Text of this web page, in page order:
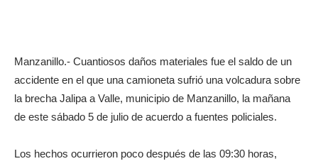
Manzanillo.- Cuantiosos daños materiales fue el saldo de un
accidente en el que una camioneta sufrió una volcadura sobre
la brecha Jalipa a Valle, municipio de Manzanillo, la mañana
de este sábado 5 de julio de acuerdo a fuentes policiales.
Los hechos ocurrieron poco después de las 09:30 horas,